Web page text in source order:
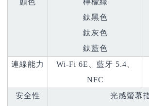
鈦黑色
鈦灰色
鈦藍色
連線能力
Wi-Fi 6E、藍牙 5.4、
NFC
安全性
光感螢幕